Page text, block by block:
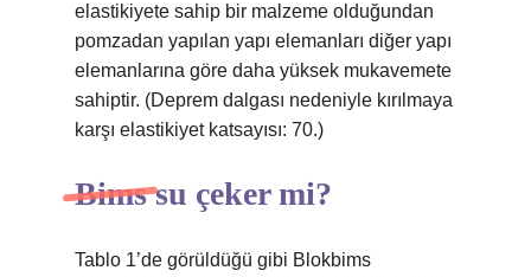
elastikiyete sahip bir malzeme olduğundan
pomzadan yapılan yapı elemanları diğer yapı
elemanlarına göre daha yüksek mukavemete
sahiptir. (Deprem dalgası nedeniyle kırılmaya
karşı elastikiyet katsayısı: 70.)
Bims su çeker mi?
Tablo 1’de görüldüğü gibi Blokbims